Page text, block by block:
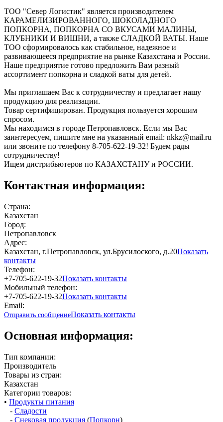
ТОО "Север Логистик" является производителем
КАРАМЕЛИЗИРОВАННОГО, ШОКОЛАДНОГО
ПОПКОРНА, ПОПКОРНА СО ВКУСАМИ МАЛИНЫ,
КЛУБНИКИ И ВИШНИ, а также СЛАДКОЙ ВАТЫ. Наше
ТОО сформировалось как стабильное, надежное и
развивающееся предприятие на рынке Казахстана и России.
Наше предприятие готово предложить Вам разный
ассортимент попкорна и сладкой ваты для детей.
Мы приглашаем Вас к сотрудничеству и предлагает нашу
продукцию для реализации.
Товар сертифицирован. Продукция пользуется хорошим
спросом.
Мы находимся в городе Петропавловск. Если мы Вас
заинтересуем, пишите мне на указанный email: nkkz@mail.ru
или звоните по телефону 8-705-622-19-32! Будем рады
сотрудничеству!
Ищем дистрибьютеров по КАЗАХСТАНУ и РОССИИ.
Контактная информация:
Страна:
Казахстан
Город:
Петропавловск
Адрес:
Казахстан, г.Петропавловск, ул.Брусилоского, д.20Показать
контакты
Телефон:
+7-705-622-19-32Показать контакты
Мобильный телефон:
+7-705-622-19-32Показать контакты
Email:
Отправить сообщениеПоказать контакты
Основная информация:
Тип компании:
Производитель
Товары из стран:
Казахстан
Категории товаров:
• Продукты питания
- Сладости
- Снековая продукция (Попкорн)